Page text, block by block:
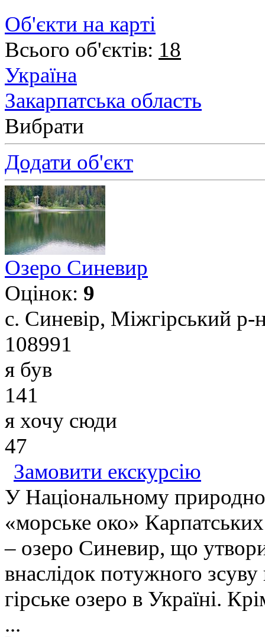
Об'єкти на карті
Всього об'єктів: 18
Україна
Закарпатська область
Вибрати
Додати об'єкт
Озеро Синевир
Оцінок: 9
с. Синевір, Міжгірський р-
108991
я був
141
я хочу сюди
47
Замовити екскурсію
У Національному
«морське око»
– озеро Синевир, що
внаслідок потужного
гірське озеро в Україні.
...